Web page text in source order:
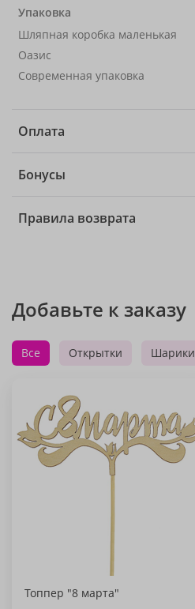
Упаковка
Шляпная коробка маленькая
Оазис
Современная упаковка
Оплата
Бонусы
Правила возврата
Добавьте к заказу
Все Открытки Шарики
Топпер "8 марта"